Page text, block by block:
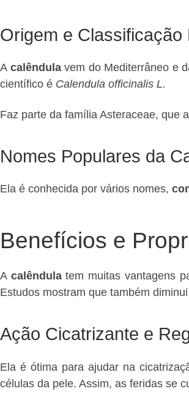
Origem e Classificação
A calêndulavem do Mediterrâneo e
científico é Calendula officinalis L.
Faz parte da família Asteraceae, que
Nomes Populares da
Ela é conhecida por vários nomes,
Benefícios e
A calêndulatem muitas vantagens
Estudos mostram que também
Ação Cicatrizante e
Ela é ótima para ajudar na
células da pele. Assim, as feridas se